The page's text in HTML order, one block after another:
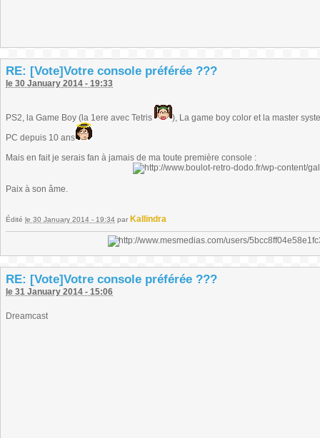
RE: [Vote]Votre console préférée ???
le 30 January 2014 - 19:33
PS2, la Game Boy (la 1ere avec Tetris
), La game boy color et la master
PC depuis 10 ans
Mais en fait je serais fan à jamais de ma toute première console :
Paix à son âme.
Édité le 30 January 2014 - 19:34 par Kallindra
RE: [Vote]Votre console préférée ???
le 31 January 2014 - 15:06
Dreamcast